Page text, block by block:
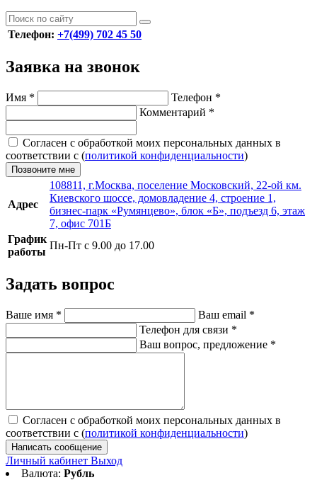
Телефон: +7(499) 702 45 50
Заявка на звонок
Имя * Телефон *
Комментарий *
Согласен с обработкой моих персональных данных в
соответствии с (политикой конфиденциальности)
Позвоните мне
Адрес
108811, г.Москва, поселение Московский, 22-ой км.
Киевского шоссе, домовладение 4, строение 1,
бизнес-парк «Румянцево», блок «Б», подъезд 6, этаж
7, офис 701Б
График
работы
Пн-Пт с 9.00 до 17.00
Задать вопрос
Ваше имя * Ваш email *
Телефон для связи *
Ваш вопрос, предложение *
Согласен с обработкой моих персональных данных в
соответствии с (политикой конфиденциальности)
Написать сообщение
Личный кабинет Выход
Валюта: Рубль